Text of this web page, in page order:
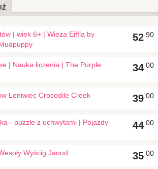
| wiek 6+ | Wieża Eiffla by
52 90
| Nauka liczenia | The Purple
34 00
Leniwiec Crocodile Creek 39 00
- puzzle z uchwytami | Pojazdy
44 00
Wyścig Janod 35 00